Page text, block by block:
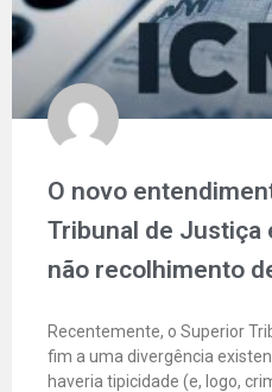
O novo
Tribunal de Justiça
não recolhimento
Recentemente, o Superior
fim a uma divergência
haveria tipicidade (e, logo,